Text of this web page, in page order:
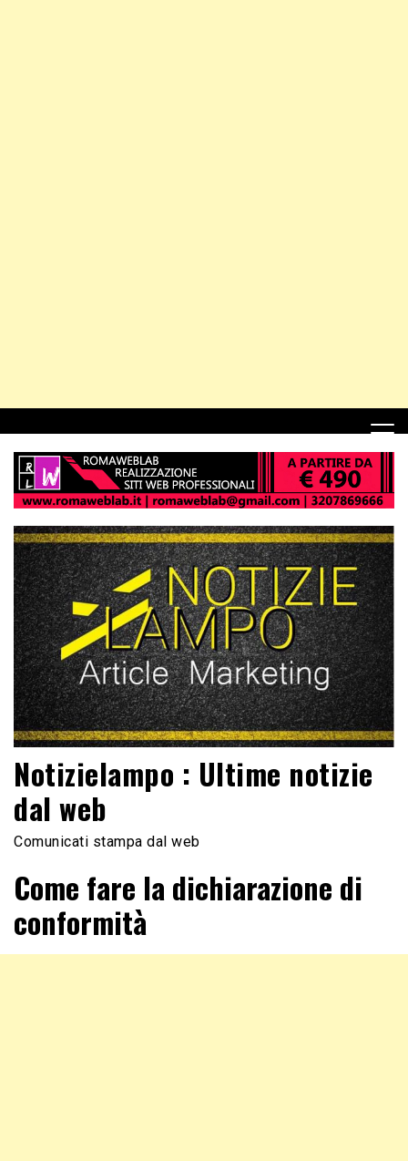
Notizielampo : Ultime notizie
dal web
Comunicati stampa dal web
Come fare la dichiarazione di
conformità